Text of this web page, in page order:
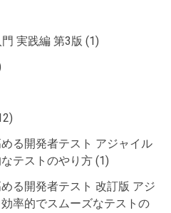
実践編 第3版 (1)
る開発者テスト アジャイル
テストのやり方 (1)
る開発者テスト 改訂版 アジ
率的でスムーズなテストの